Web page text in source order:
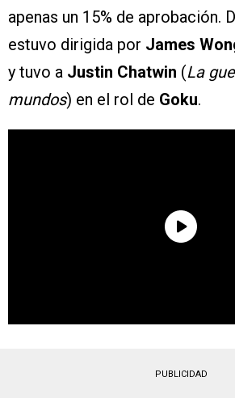
apenas un 15% de aprobación.
estuvo dirigida por James
y tuvo a Justin Chatwin (La
mundos) en el rol de Goku.
PUBLICIDAD